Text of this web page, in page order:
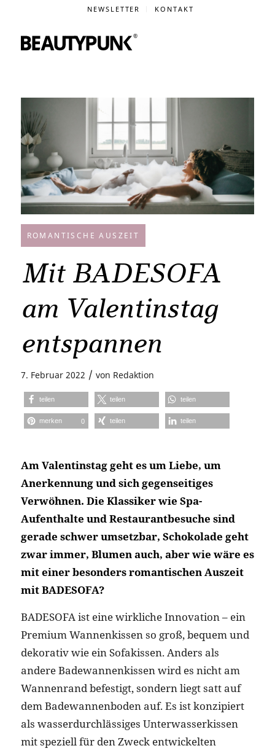
NEWSLETTER KONTAKT
ROMANTISCHE AUSZEIT
Mit BADESOFA
am Valentinstag
entspannen
7. Februar 2022 / von Redaktion
teilen teilen teilen
merken 0 teilen teilen
Am Valentinstag geht es um Liebe, um
Anerkennung und sich gegenseitiges
Verwöhnen. Die Klassiker wie Spa-
Aufenthalte und Restaurantbesuche sind
gerade schwer umsetzbar, Schokolade geht
zwar immer, Blumen auch, aber wie wäre es
mit einer besonders romantischen Auszeit
mit BADESOFA?
BADESOFA ist eine wirkliche Innovation – ein
Premium Wannenkissen so groß, bequem und
dekorativ wie ein Sofakissen. Anders als
andere Badewannenkissen wird es nicht am
Wannenrand befestigt, sondern liegt satt auf
dem Badewannenboden auf. Es ist konzipiert
als wasserdurchlässiges Unterwasserkissen
mit speziell für den Zweck entwickelten